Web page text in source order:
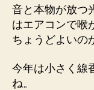
音と本物が放つ
はエアコンで喉
ちょうどよいの
今年は小さく線
ね。